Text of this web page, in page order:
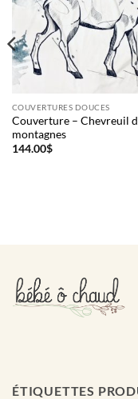
COUVERTURES DOUCES
Couverture – Chevreuil
montagnes
144.00$
ÉTIQUETTES